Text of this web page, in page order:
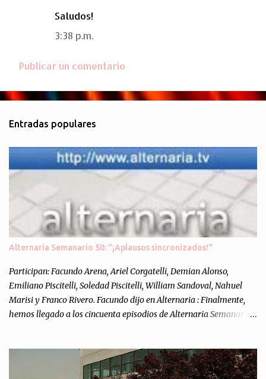
Saludos!
3:38 p.m.
Publicar un comentario
Entradas populares
Alternaria Semanario 50: "¡Aplausos sincronizados!"
Participan: Facundo Arena, Ariel Corgatelli, Demian Alonso,
Emiliano Piscitelli, Soledad Piscitelli, William Sandoval, Nahuel
Marisi y Franco Rivero. Facundo dijo en Alternaria : Finalmente,
hemos llegado a los cincuenta episodios de Alternaria Semanario.
nuestra propia óptica: un punto de vista independiente e
informal.Para festejarlo, se nos ocurrió que estemos todos juntos; y